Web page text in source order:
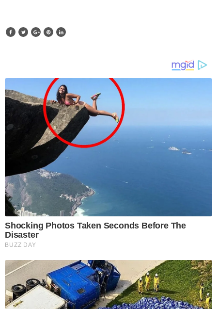
Shocking Photos Taken Seconds Before The
Disaster
BUZZ DAY